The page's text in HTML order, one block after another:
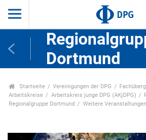
Dortmund
Startseite Vereinigungen der DPG
Arbeitskreise
Arbeitskreis junge DPG (AKjDPG)
Regionalgruppe Dortmund
Weitere Veranstaltungen